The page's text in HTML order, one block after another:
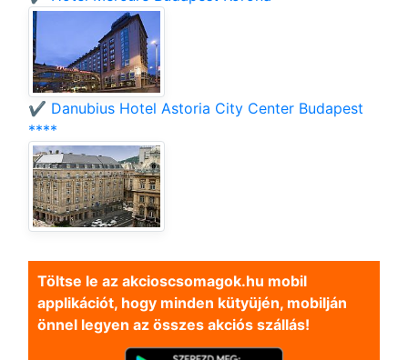
✔️ Danubius Hotel Astoria City Center Budapest
****
Töltse le az akcioscsomagok.hu mobil
applikációt, hogy minden kütyüjén, mobilján
önnel legyen az összes akciós szállás!